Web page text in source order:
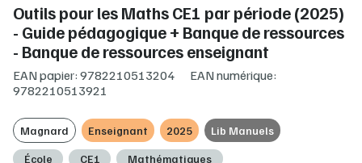
Outils pour les Maths CE1 par période (2025)
- Guide pédagogique + Banque de ressources
- Banque de ressources enseignant
EAN papier: 9782210513204
EAN numérique:
9782210513921
Magnard Enseignant 2025 Lib Manuels
École CE1 Mathématiques